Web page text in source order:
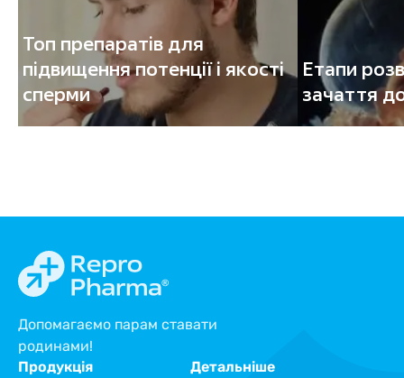
Топ препаратів для
підвищення потенції і якості
сперми
Етапи
зачаття
Допомагаємо парам ставати
родинами!
Детальніше
Продукція